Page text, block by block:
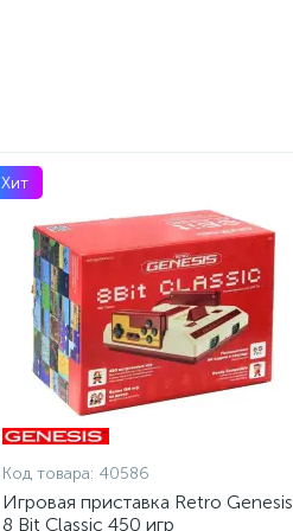
Хит
Код товара: 40586
Игровая приставка Retro Genesis
8 Bit Classic 450 игр